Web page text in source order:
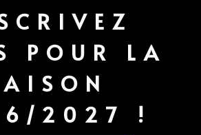
POUR LA
2027 !